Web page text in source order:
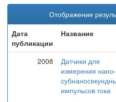
Отображение
Дата
публикации
Название
2008
Датчики для
измерения
импульсов тока